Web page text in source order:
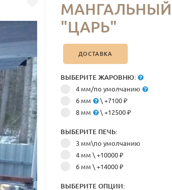
"ЦАРЬ"
ДОСТАВКА
ВЫБЕРИТЕ ЖАРОВНЮ:
4 мм/по умолчанию
6 мм
\ +7100 ₽
8 мм
\ +12500 ₽
ВЫБЕРИТЕ ПЕЧЬ:
3 мм\по умолчанию
4 мм\ +10000 ₽
6 мм\ +14000 ₽
ВЫБЕРИТЕ ОПЦИИ: